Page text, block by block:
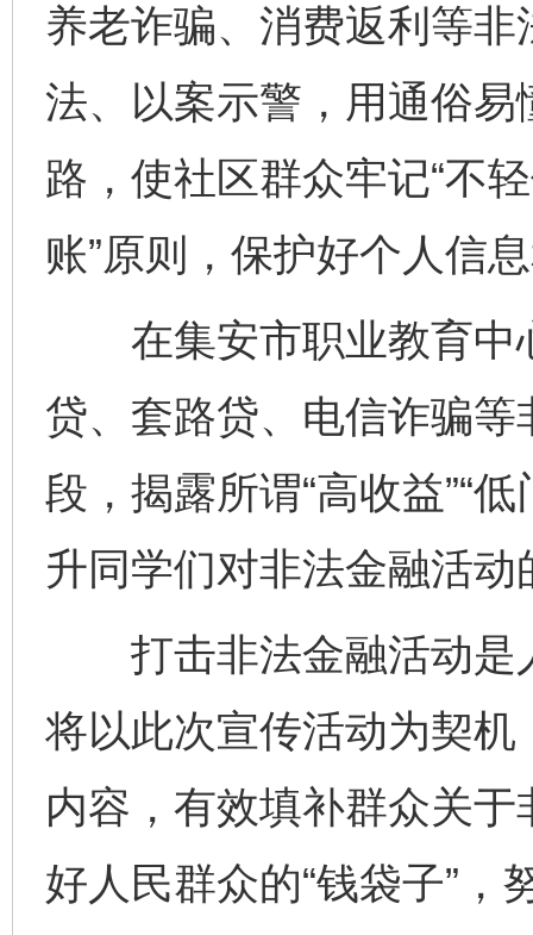
养老诈骗、消费返利等
法、以案示警，用通俗
路，使社区群众牢记“不
账”原则，保护好个人信
在集安市职业教育中
贷、套路贷、电信诈骗
段，揭露所谓“高收益”“
升同学们对非法金融活
打击非法金融活动是
将以此次宣传活动为契
内容，有效填补群众关
好人民群众的“钱袋子”